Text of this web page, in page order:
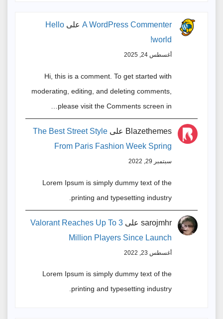
A WordPress Commenter على Hello
world!
أغسطس 24, 2025
Hi, this is a comment. To get started with
moderating, editing, and deleting comments,
please visit the Comments screen in…
Blazethemes على The Best Street Style
From Paris Fashion Week Spring
سبتمبر 29, 2022
Lorem Ipsum is simply dummy text of the
printing and typesetting industry.
sarojmhr على Valorant Reaches Up To 3
Million Players Since Launch
أغسطس 23, 2022
Lorem Ipsum is simply dummy text of the
printing and typesetting industry.